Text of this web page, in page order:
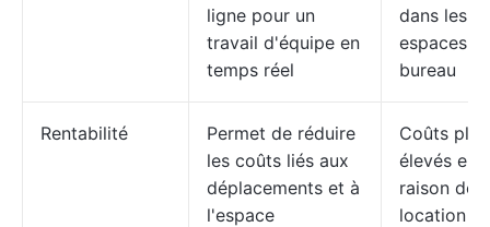
ligne pour un
travail d'équipe en
temps réel
dans les
espaces
bureau
Rentabilité
Permet de réduire
les coûts liés aux
déplacements et à
l'espace
Coûts plus
élevés en
raison de
location